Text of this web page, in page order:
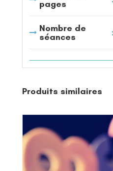
pages
Nombre de
séances
Produits similaires